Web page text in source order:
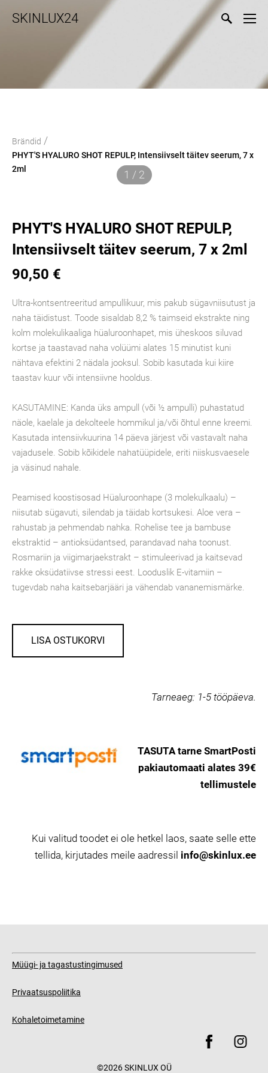
SKINLUX24
Brändid /
PHYT'S HYALURO SHOT REPULP, Intensiivselt täitev seerum, 7 x
2ml
1 / 2
PHYT'S HYALURO SHOT REPULP,
Intensiivselt täitev seerum, 7 x 2ml
90,50 €
Ultra-kontsentreeritud ampullikuur, mis pakub sügavniisutust ja
naha täidistust. Toode sisaldab 8,2 % taimseid ekstrakte ning
kolm molekulikaaliga hüaluroonhapet, mis üheskoos siluvad
kortse ja taastavad naha volüümi alates 15 minutist kuni
nähtava efektini 2 nädala jooksul. Sobib kasutada kui kiire
taastav kuur või intensiivne hooldus.
KASUTAMINE: Kanda üks ampull (või ½ ampulli) puhastatud
näole, kaelale ja dekolteele hommikul ja/või õhtul enne kreemi.
Kasutada intensiivkuurina 14 päeva järjest või vastavalt naha
vajadusele. Sobib kõikidele nahatüüpidele, eriti niiskusvaesele
ja väsinud nahale.
Peamised koostisosad Hüaluroonhape (3 molekulkaalu) –
niisutab sügavuti, silendab ja täidab kortsukesi. Aloe vera –
rahustab ja pehmendab nahka. Rohelise tee ja bambuse
ekstraktid – antioksüdantsed, parandavad naha toonust.
Rosmariin ja viigimarjaekstrakt – stimuleerivad ja kaitsevad
rakke oksüdatiivse stressi eest. Looduslik E-vitamiin –
tugevdab naha kaitsebarjääri ja vähendab vananemismärke.
LISA OSTUKORVI
Tarneaeg: 1-5 tööpäeva.
TASUTA tarne SmartPosti
pakiautomaati alates 39€
tellimustele
Kui valitud toodet ei ole hetkel laos, saate selle ette
tellida, kirjutades meile aadressil info@skinlux.ee
Müügi- ja tagastustingimused
Privaatsuspoliitika
Kohaletoimetamine
©2026 SKINLUX OÜ